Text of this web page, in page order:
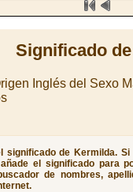
Significado
Inglés del Sexo
significado de Kermilda.
el significado para
de nombres,